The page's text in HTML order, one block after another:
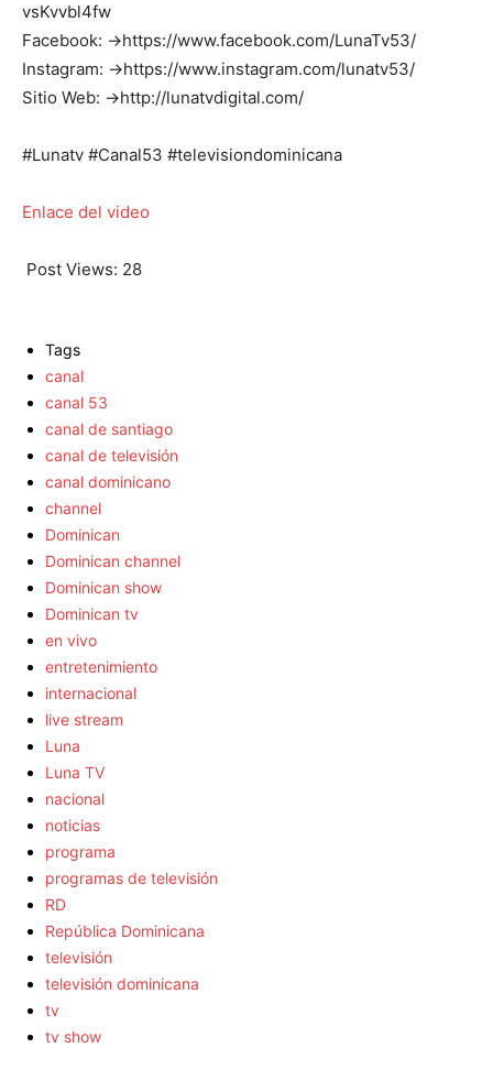
vsKvvbl4fw
Facebook: →https://www.facebook.com/LunaTv53/
Instagram: →https://www.instagram.com/lunatv53/
Sitio Web: →http://lunatvdigital.com/
#Lunatv #Canal53 #televisiondominicana
Enlace del video
Post Views: 28
Tags
canal
canal 53
canal de santiago
canal de televisión
canal dominicano
channel
Dominican
Dominican channel
Dominican show
Dominican tv
en vivo
entretenimiento
internacional
live stream
Luna
Luna TV
nacional
noticias
programa
programas de televisión
RD
República Dominicana
televisión
televisión dominicana
tv
tv show